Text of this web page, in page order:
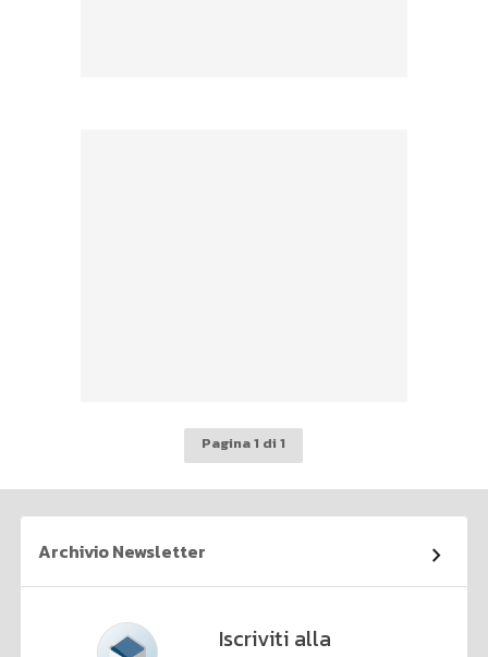
Pagina 1 di 1
Archivio Newsletter
Iscriviti alla